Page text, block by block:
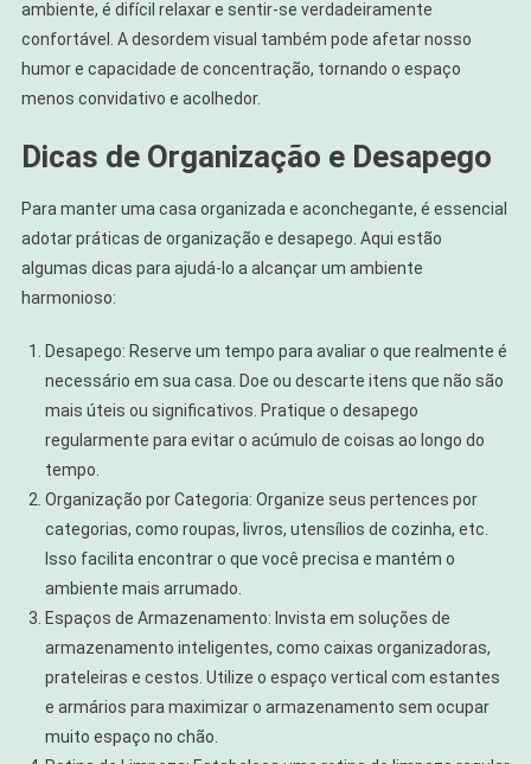
ambiente, é difícil relaxar e sentir-se verdadeiramente
confortável. A desordem visual também pode afetar nosso
humor e capacidade de concentração, tornando o espaço
menos convidativo e acolhedor.
Dicas de Organização e Desapego
Para manter uma casa organizada e aconchegante, é essencial
adotar práticas de organização e desapego. Aqui estão
algumas dicas para ajudá-lo a alcançar um ambiente
harmonioso:
Desapego: Reserve um tempo para avaliar o que realmente é
necessário em sua casa. Doe ou descarte itens que não são
mais úteis ou significativos. Pratique o desapego
regularmente para evitar o acúmulo de coisas ao longo do
tempo.
Organização por Categoria: Organize seus pertences por
categorias, como roupas, livros, utensílios de cozinha, etc.
Isso facilita encontrar o que você precisa e mantém o
ambiente mais arrumado.
Espaços de Armazenamento: Invista em soluções de
armazenamento inteligentes, como caixas organizadoras,
prateleiras e cestos. Utilize o espaço vertical com estantes
e armários para maximizar o armazenamento sem ocupar
muito espaço no chão.